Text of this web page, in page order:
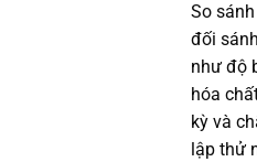
So
đối
như độ
hóa
kỳ và
lập thử